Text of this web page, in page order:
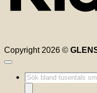
Copyright 2026 ©
Produktsökning